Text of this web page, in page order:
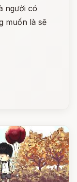
người có
muốn là sẽ